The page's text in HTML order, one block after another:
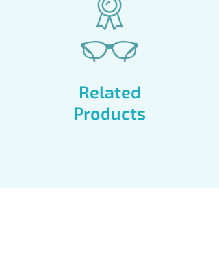
Related
Products